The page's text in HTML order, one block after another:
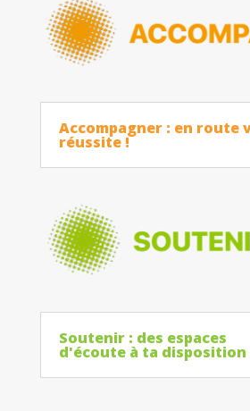
Accompagner : en route
réussite !
Soutenir : des espaces
d'écoute à ta disposition